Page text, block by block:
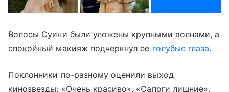
Волосы Суини были уложены крупными волнами, а
спокойный макияж подчеркнул ее голубые глаза.
Поклонники по-разному оценили выход
кинозвезды: «Очень красиво», «Сапоги лишние»,